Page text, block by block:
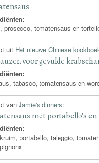
prosecco, tomatensaus en
uit Het nieuwe Chinese
voor gevulde
tabasco, tomatensaus en
vanJamie's dinners:
met portabello's en
portabello, taleggio,